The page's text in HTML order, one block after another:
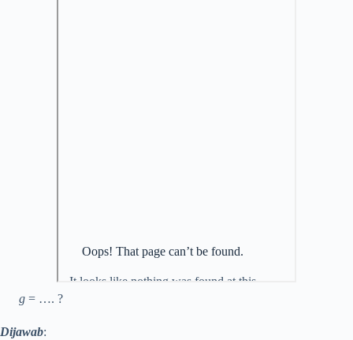
g = …. ?
Dijawab: